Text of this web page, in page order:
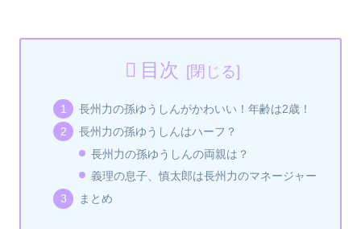
目次
長州力の孫ゆうしんがかわいい！年齢は2歳！
長州力の孫ゆうしんはハーフ？
長州力の孫ゆうしんの両親は？
義理の息子、慎太郎は長州力のマネージャー
まとめ